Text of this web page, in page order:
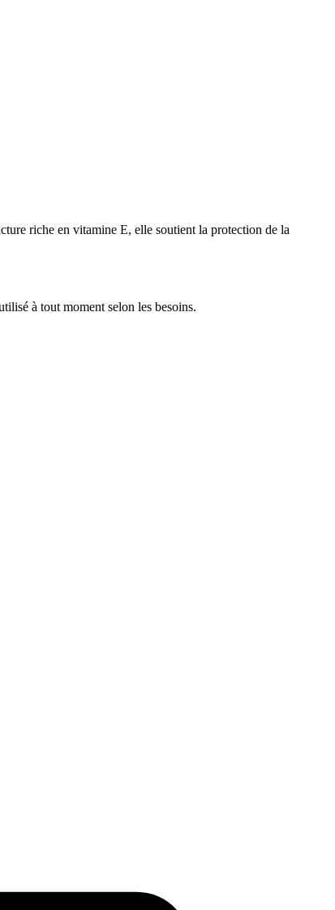
riche en vitamine E, elle soutient la protection de la
à tout moment selon les besoins.